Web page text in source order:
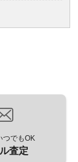
つでもOK
査定